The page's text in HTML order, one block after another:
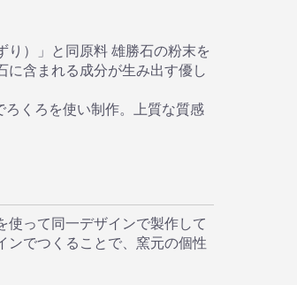
り）」と同原料 雄勝石の粉末を
に含まれる成分が生み出す優し
くろを使い制作。上質な質感
使って同一デザインで製作して
ンでつくることで、窯元の個性